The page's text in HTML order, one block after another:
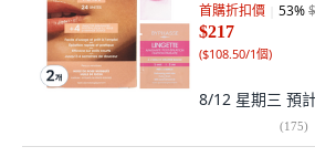
首購折扣價 53%
$217
($108.50/1個)
8/12 星期三 預
(175)